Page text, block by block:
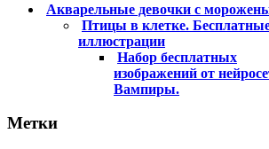
Акварельные девочки с
Птицы в клетке.
иллюстрации
Набор бесплатных
изображений от
Вампиры.
Метки